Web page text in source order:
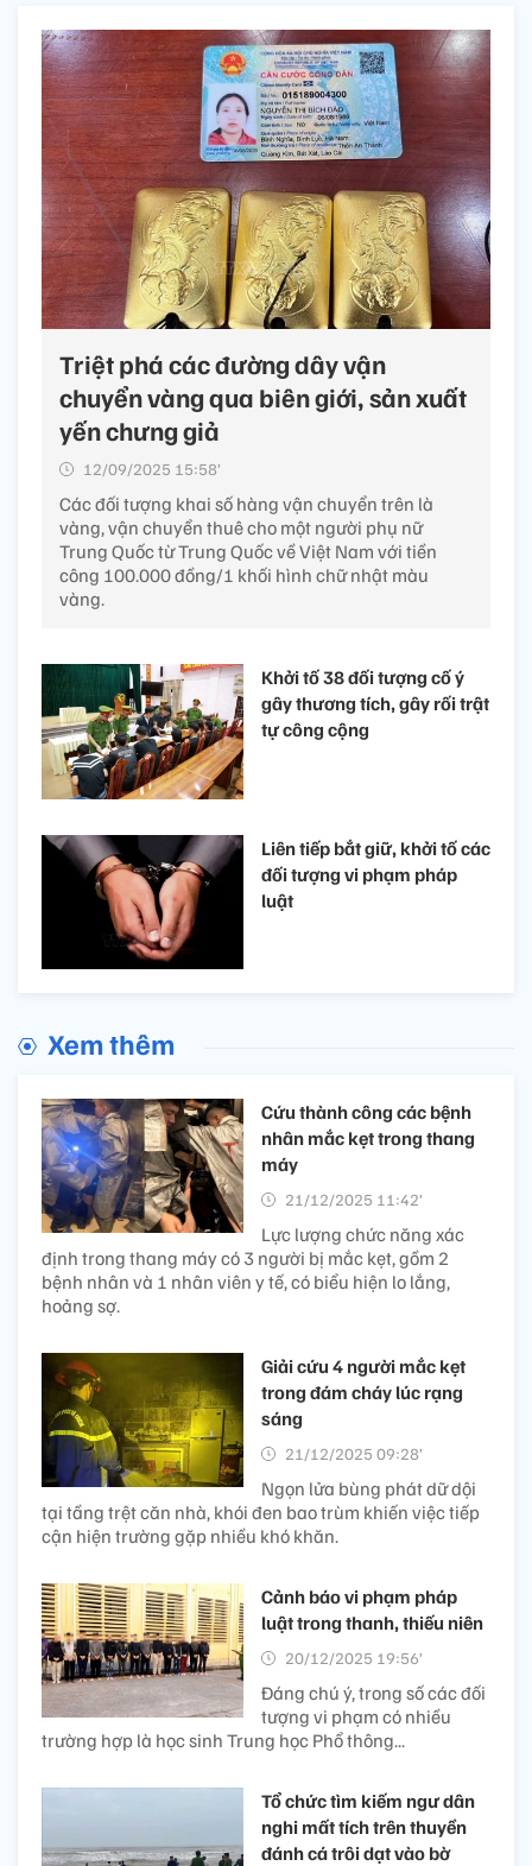
Triệt phá các đường dây vận
chuyển vàng qua biên giới, sản xuất
yến chưng giả
12/09/2025 15:58’
Các đối tượng khai số hàng vận chuyển trên là
vàng, vận chuyển thuê cho một người phụ nữ
Trung Quốc từ Trung Quốc về Việt Nam với tiền
công 100.000 đồng/1 khối hình chữ nhật màu
vàng.
Khởi tố 38 đối tượng cố ý
gây thương tích, gây rối trật
tự công cộng
Liên tiếp bắt giữ, khởi tố các
đối tượng vi phạm pháp
luật
Xem thêm
Cứu thành công các bệnh
nhân mắc kẹt trong thang
máy
21/12/2025 11:42’
Lực lượng chức năng xác
định trong thang máy có 3 người bị mắc kẹt, gồm 2
bệnh nhân và 1 nhân viên y tế, có biểu hiện lo lắng,
hoảng sợ.
Giải cứu 4 người mắc kẹt
trong đám cháy lúc rạng
sáng
21/12/2025 09:28’
Ngọn lửa bùng phát dữ dội
tại tầng trệt căn nhà, khói đen bao trùm khiến việc tiếp
cận hiện trường gặp nhiều khó khăn.
Cảnh báo vi phạm pháp
luật trong thanh, thiếu niên
20/12/2025 19:56’
Đáng chú ý, trong số các đối
tượng vi phạm có nhiều
trường hợp là học sinh Trung học Phổ thông...
Tổ chức tìm kiếm ngư dân
nghi mất tích trên thuyền
đánh cá trôi dạt vào bờ